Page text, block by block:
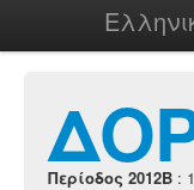
Περίοδος 2012B :